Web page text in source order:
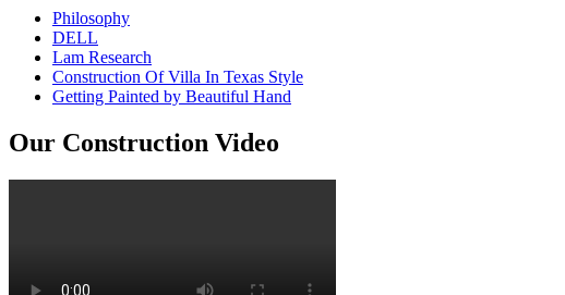
Philosophy
DELL
Lam Research
Construction Of Villa In Texas Style
Getting Painted by Beautiful Hand
Our Construction Video